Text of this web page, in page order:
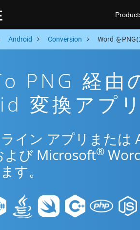
Android Conversion Word をPNG
PNG 経由
変換アプリ
イン アプリまたは
よび Microsoft®
す。